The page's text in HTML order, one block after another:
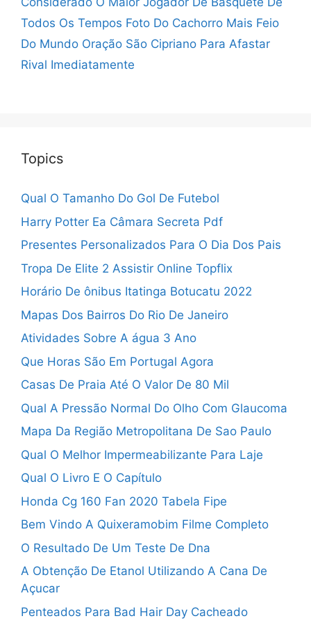
Todos Os Tempos Foto Do Cachorro Mais Feio
Do Mundo Oração São Cipriano Para Afastar
Rival Imediatamente
Topics
Qual O Tamanho Do Gol De Futebol
Harry Potter Ea Câmara Secreta Pdf
Presentes Personalizados Para O Dia Dos Pais
Tropa De Elite 2 Assistir Online Topflix
Horário De ônibus Itatinga Botucatu 2022
Mapas Dos Bairros Do Rio De Janeiro
Atividades Sobre A água 3 Ano
Que Horas São Em Portugal Agora
Casas De Praia Até O Valor De 80 Mil
Qual A Pressão Normal Do Olho Com Glaucoma
Mapa Da Região Metropolitana De Sao Paulo
Qual O Melhor Impermeabilizante Para Laje
Qual O Livro E O Capítulo
Honda Cg 160 Fan 2020 Tabela Fipe
Bem Vindo A Quixeramobim Filme Completo
O Resultado De Um Teste De Dna
A Obtenção De Etanol Utilizando A Cana De
Açucar
Penteados Para Bad Hair Day Cacheado